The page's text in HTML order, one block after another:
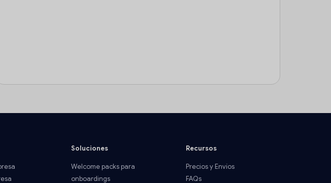
Soluciones
Welcome packs para
onboardings
Recursos
Precios y Envíos
FAQs